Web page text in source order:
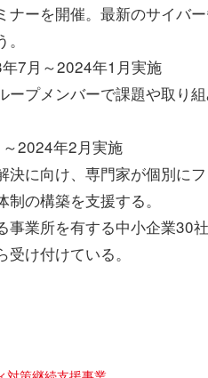
ナーを開催。最新のサイバ
7月～2024年1月実施
プメンバーで課題や取り
2024年2月実施
に向け、専門家が個別に
の構築を支援する。
業所を有する中小企業30
け付けている。